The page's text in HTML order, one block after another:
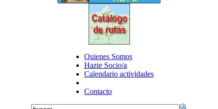
Quienes Somos
Hazte Socio/a
Calendario actividades
Contacto